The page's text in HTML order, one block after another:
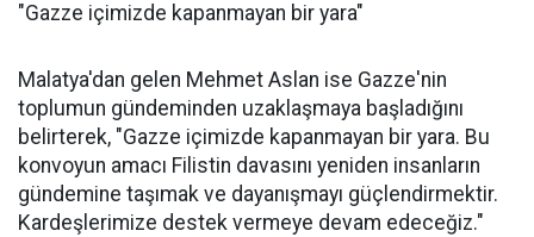
"Gazze içimizde kapanmayan bir yara"
Malatya'dan gelen Mehmet Aslan ise Gazze'nin
toplumun gündeminden uzaklaşmaya başladığını
belirterek, "Gazze içimizde kapanmayan bir yara. Bu
konvoyun amacı Filistin davasını yeniden insanların
gündemine taşımak ve dayanışmayı güçlendirmektir.
Kardeşlerimize destek vermeye devam edeceğiz."